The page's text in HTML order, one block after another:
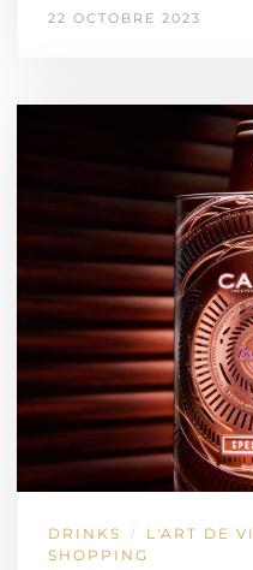
22 OCTOBRE 2023
DRINKS / L'ART DE
SHOPPING